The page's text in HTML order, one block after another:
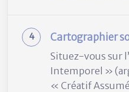
Cartographier
Situez-vous sur
Intemporel »
« Créatif